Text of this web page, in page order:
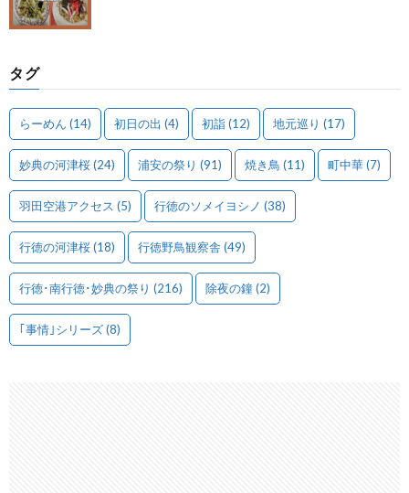
タグ
らーめん (14) 初日の出 (4) 初詣(12) 地元巡り (17)
妙典の河津桜(24) 浦安の祭り (91) 焼き鳥 (11) 町中華(7)
羽田空港アクセス (5) 行徳のソメイヨシノ (38)
行徳の河津桜(18) 行徳野鳥観察舎 (49)
行徳･南行徳･妙典の祭り (216) 除夜の鐘(2)
｢事情｣シリーズ(8)